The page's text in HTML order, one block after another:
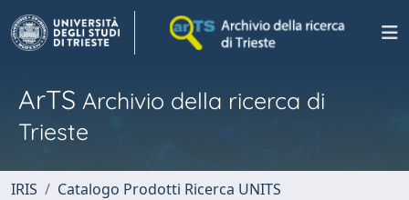
ArTS Archivio della ricerca di
Trieste
IRIS
Catalogo Prodotti Ricerca UNITS